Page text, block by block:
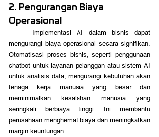
2. Pengurangan Biaya
Operasional
mengurangi biaya operasional secara signifikan.
Otomatisasi proses bisnis, seperti penggunaan
chatbot untuk layanan pelanggan atau sistem AI
untuk analisis data, mengurangi kebutuhan akan
tenaga kerja manusia yang besar dan
meminimalkan kesalahan manusia yang
seringkali berbiaya tinggi. Ini membantu
perusahaan menghemat biaya dan meningkatkan
margin keuntungan.